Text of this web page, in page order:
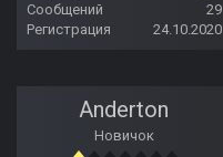
Сообщений
29
Регистрация
24.10.2020
Anderton
Новичок